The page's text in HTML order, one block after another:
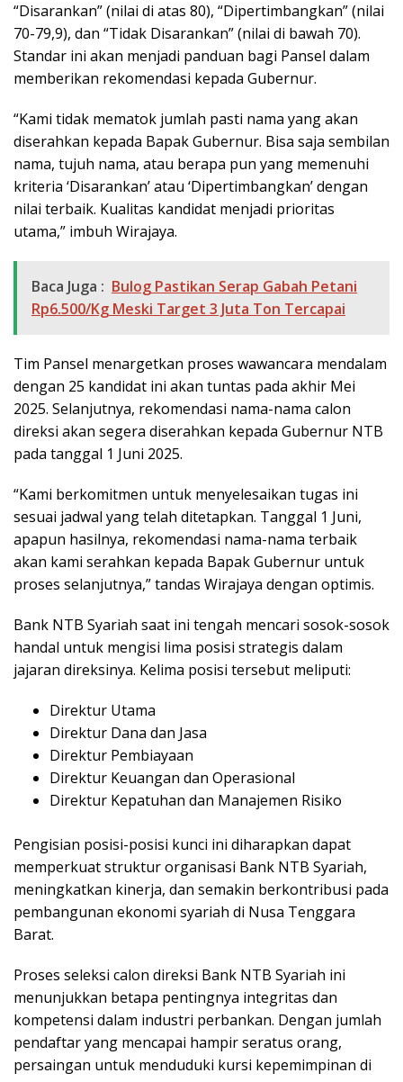
“Disarankan” (nilai di atas 80), “Dipertimbangkan” (nilai
70-79,9), dan “Tidak Disarankan” (nilai di bawah 70).
Standar ini akan menjadi panduan bagi Pansel dalam
memberikan rekomendasi kepada Gubernur.
“Kami tidak mematok jumlah pasti nama yang akan
diserahkan kepada Bapak Gubernur. Bisa saja sembilan
nama, tujuh nama, atau berapa pun yang memenuhi
kriteria ‘Disarankan’ atau ‘Dipertimbangkan’ dengan
nilai terbaik. Kualitas kandidat menjadi prioritas
utama,” imbuh Wirajaya.
Baca Juga : Bulog Pastikan Serap Gabah Petani
Rp6.500/Kg Meski Target 3 Juta Ton Tercapai
Tim Pansel menargetkan proses wawancara mendalam
dengan 25 kandidat ini akan tuntas pada akhir Mei
2025. Selanjutnya, rekomendasi nama-nama calon
direksi akan segera diserahkan kepada Gubernur NTB
pada tanggal 1 Juni 2025.
“Kami berkomitmen untuk menyelesaikan tugas ini
sesuai jadwal yang telah ditetapkan. Tanggal 1 Juni,
apapun hasilnya, rekomendasi nama-nama terbaik
akan kami serahkan kepada Bapak Gubernur untuk
proses selanjutnya,” tandas Wirajaya dengan optimis.
Bank NTB Syariah saat ini tengah mencari sosok-sosok
handal untuk mengisi lima posisi strategis dalam
jajaran direksinya. Kelima posisi tersebut meliputi:
Direktur Utama
Direktur Dana dan Jasa
Direktur Pembiayaan
Direktur Keuangan dan Operasional
Direktur Kepatuhan dan Manajemen Risiko
Pengisian posisi-posisi kunci ini diharapkan dapat
memperkuat struktur organisasi Bank NTB Syariah,
meningkatkan kinerja, dan semakin berkontribusi pada
pembangunan ekonomi syariah di Nusa Tenggara
Barat.
Proses seleksi calon direksi Bank NTB Syariah ini
menunjukkan betapa pentingnya integritas dan
kompetensi dalam industri perbankan. Dengan jumlah
pendaftar yang mencapai hampir seratus orang,
persaingan untuk menduduki kursi kepemimpinan di